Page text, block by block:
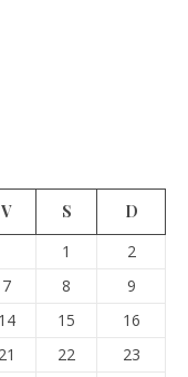
V S
D
1
2
7 8
9
14 15
16
21 22
23